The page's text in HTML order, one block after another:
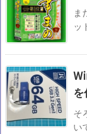
ま
ッ
そ
い